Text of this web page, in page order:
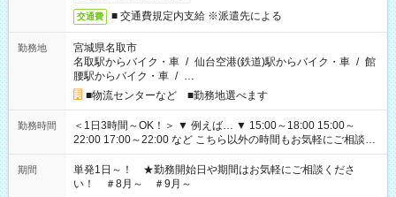
交通費 ■ 交通費規定内支給 ※派遣先による
勤務地
宮城県名取市
名取駅からバイク・車 / 仙台空港(鉄道)駅からバイク・車 / 館
腰駅からバイク・車 / …
■物流センターなど ■勤務地選べます
勤務時間
＜1日3時間～OK！＞ ▼ 例えば… ▼ 15:00～18:00 15:00～
22:00 17:00～22:00 など こちら以外の時間もお気軽にご相談く
ださい！
期間
単発1日～！ ★勤務開始日や期間はお気軽にご相談くださ
い！ ＃8月～ ＃9月～